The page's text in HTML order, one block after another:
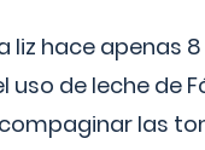
liz hace apenas
uso de leche de
las